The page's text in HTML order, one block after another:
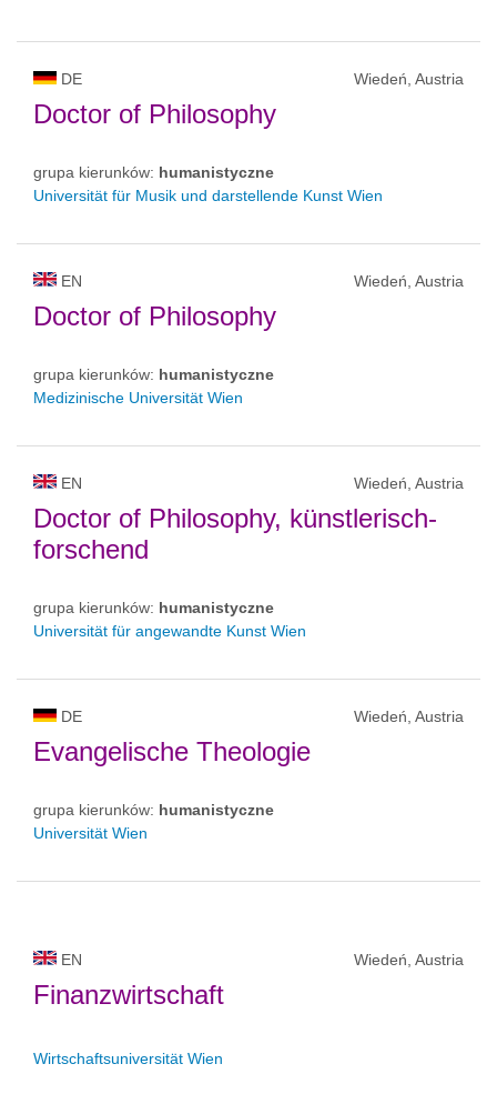
DE Wiedeń, Austria
Doctor of Philosophy
grupa kierunków: humanistyczne
Universität für Musik und darstellende Kunst Wien
EN Wiedeń, Austria
Doctor of Philosophy
grupa kierunków: humanistyczne
Medizinische Universität Wien
EN Wiedeń, Austria
Doctor of Philosophy, künstlerisch-
forschend
grupa kierunków: humanistyczne
Universität für angewandte Kunst Wien
DE Wiedeń, Austria
Evangelische Theologie
grupa kierunków: humanistyczne
Universität Wien
EN Wiedeń, Austria
Finanzwirtschaft
Wirtschaftsuniversität Wien